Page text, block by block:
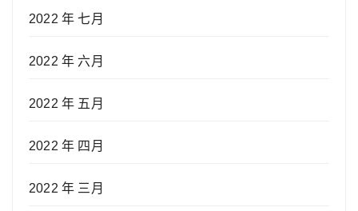
2022 年 七月
2022 年 六月
2022 年 五月
2022 年 四月
2022 年 三月